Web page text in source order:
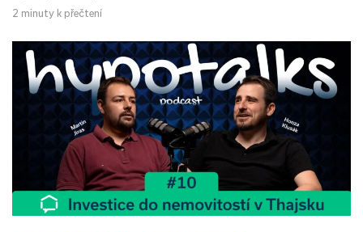
2 minuty k přečtení